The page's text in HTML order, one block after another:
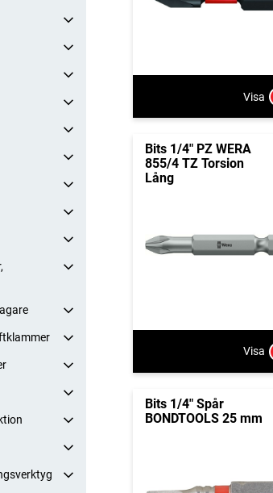
Visa
Bits 1/4" PZ WERA
855/4 TZ Torsion
Lång
Visa
Bits 1/4" Spår
BONDTOOLS 25 mm